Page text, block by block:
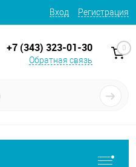
Вход Регистрация
+7 (343) 323-01-30
Обратная связь
0